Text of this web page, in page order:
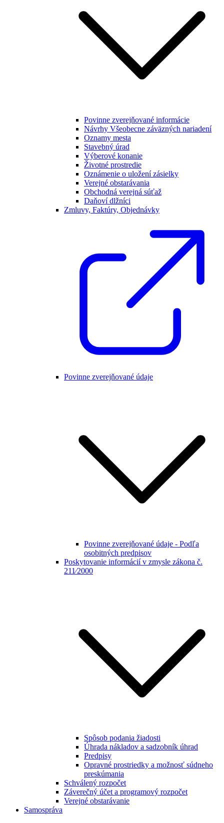
Povinne zverejňované informácie
Návrhy Všeobecne záväzných nariadení
Oznamy mesta
Stavebný úrad
Výberové konanie
Životné prostredie
Oznámenie o uložení zásielky
Verejné obstarávania
Obchodná verejná súťaž
Daňoví dlžníci
Zmluvy, Faktúry, Objednávky
Povinne zverejňované údaje
Povinne zverejňované údaje - Podľa
osobitných predpisov
Poskytovanie informácií v zmysle zákona č.
211⁄2000
Spôsob podania žiadosti
Úhrada nákladov a sadzobník úhrad
Predpisy
Opravné prostriedky a možnosť súdneho
preskúmania
Schválený rozpočet
Záverečný účet a programový rozpočet
Verejné obstarávanie
Samospráva